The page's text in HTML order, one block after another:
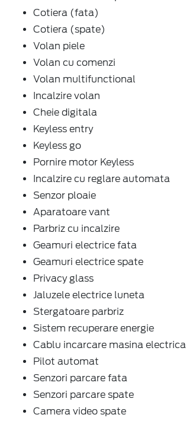
Cotiera (fata)
Cotiera (spate)
Volan piele
Volan cu comenzi
Volan multifunctional
Incalzire volan
Cheie digitala
Keyless entry
Keyless go
Pornire motor Keyless
Incalzire cu reglare automata
Senzor ploaie
Aparatoare vant
Parbriz cu incalzire
Geamuri electrice fata
Geamuri electrice spate
Privacy glass
Jaluzele electrice luneta
Stergatoare parbriz
Sistem recuperare energie
Cablu incarcare masina electrica
Pilot automat
Senzori parcare fata
Senzori parcare spate
Camera video spate